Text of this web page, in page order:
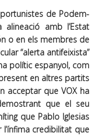
de Podem-
amb l’Estat
o en els membres de
“alerta antifeixista”
polític espanyol, com
en altres partits
acceptar que VOX ha
que el seu
que Pablo Iglesias
credibilitat que